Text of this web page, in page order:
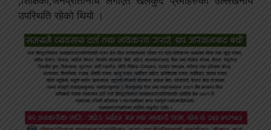
उपस्थिति रहेको थियो ।